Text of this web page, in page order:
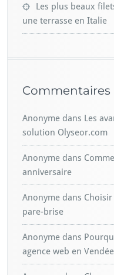
Les plus beaux
une terrasse en Italie
Commentaires
Anonyme dans Les
solution Olyseor.com
Anonyme dans
anniversaire
Anonyme dans
pare-brise
Anonyme dans
agence web en